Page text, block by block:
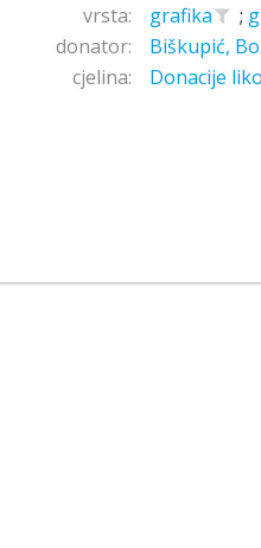
vrsta:
grafika ;
donator:
Biškupić,
cjelina:
Donacije